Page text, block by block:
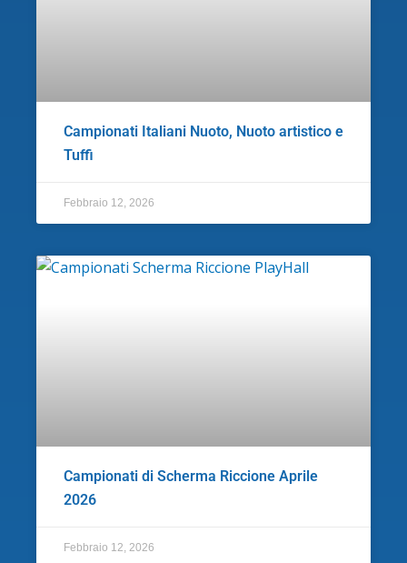
Campionati Italiani Nuoto, Nuoto artistico e
Tuffi
Febbraio 12, 2026
Campionati di Scherma Riccione Aprile
2026
Febbraio 12, 2026